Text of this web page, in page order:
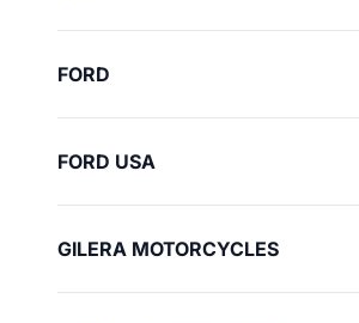
FORD
FORD USA
GILERA MOTORCYCLES